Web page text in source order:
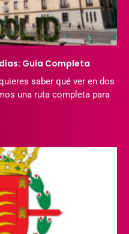
Guía Completa
saber qué ver en dos
una ruta completa para